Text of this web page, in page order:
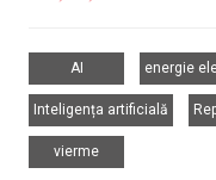
AI
energie
Inteligența artificială
vierme